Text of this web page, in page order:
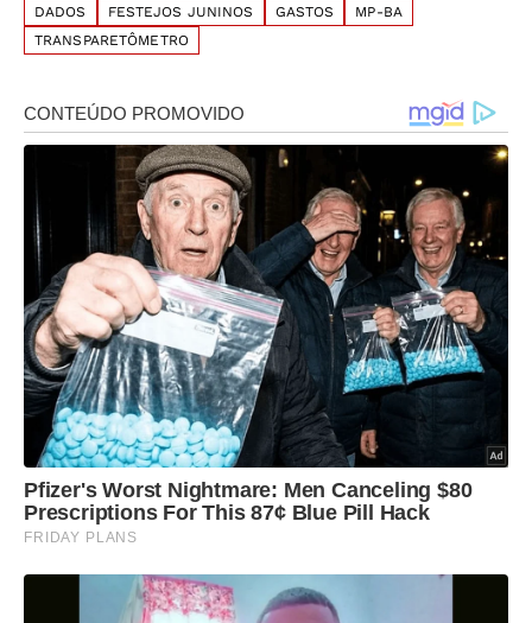
DADOS FESTEJOS JUNINOS GASTOS
MP-BA
TRANSPARETÔMETRO